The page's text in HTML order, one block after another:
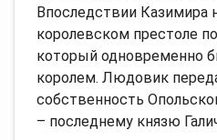
Впоследствии Казимира
королевском престоле
который одновременно
королем. Людовик
собственность
– последнему князю